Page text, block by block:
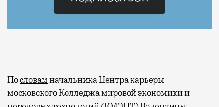
Пословамначальника Центра карьеры
московского Колледжа мировой экономики и